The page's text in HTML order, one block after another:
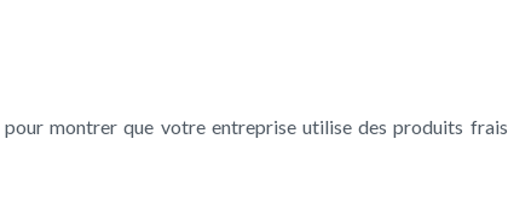
montrer que votre entreprise utilise des produits